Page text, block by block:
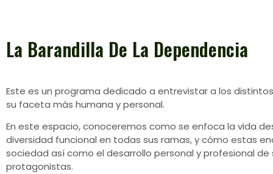
La Barandilla De La Dependencia
Este es un programa dedicado a entrevistar a los
su faceta más humana y personal.
En este espacio, conoceremos como se enfoca la vida
diversidad funcional en todas sus ramas, y cómo estas
sociedad así como el desarrollo personal y profesional de
protagonistas.